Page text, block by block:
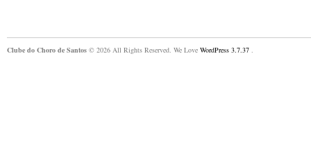
Clube do Choro de Santos © 2026 All Rights Reserved. We Love WordPress 3.7.37 .